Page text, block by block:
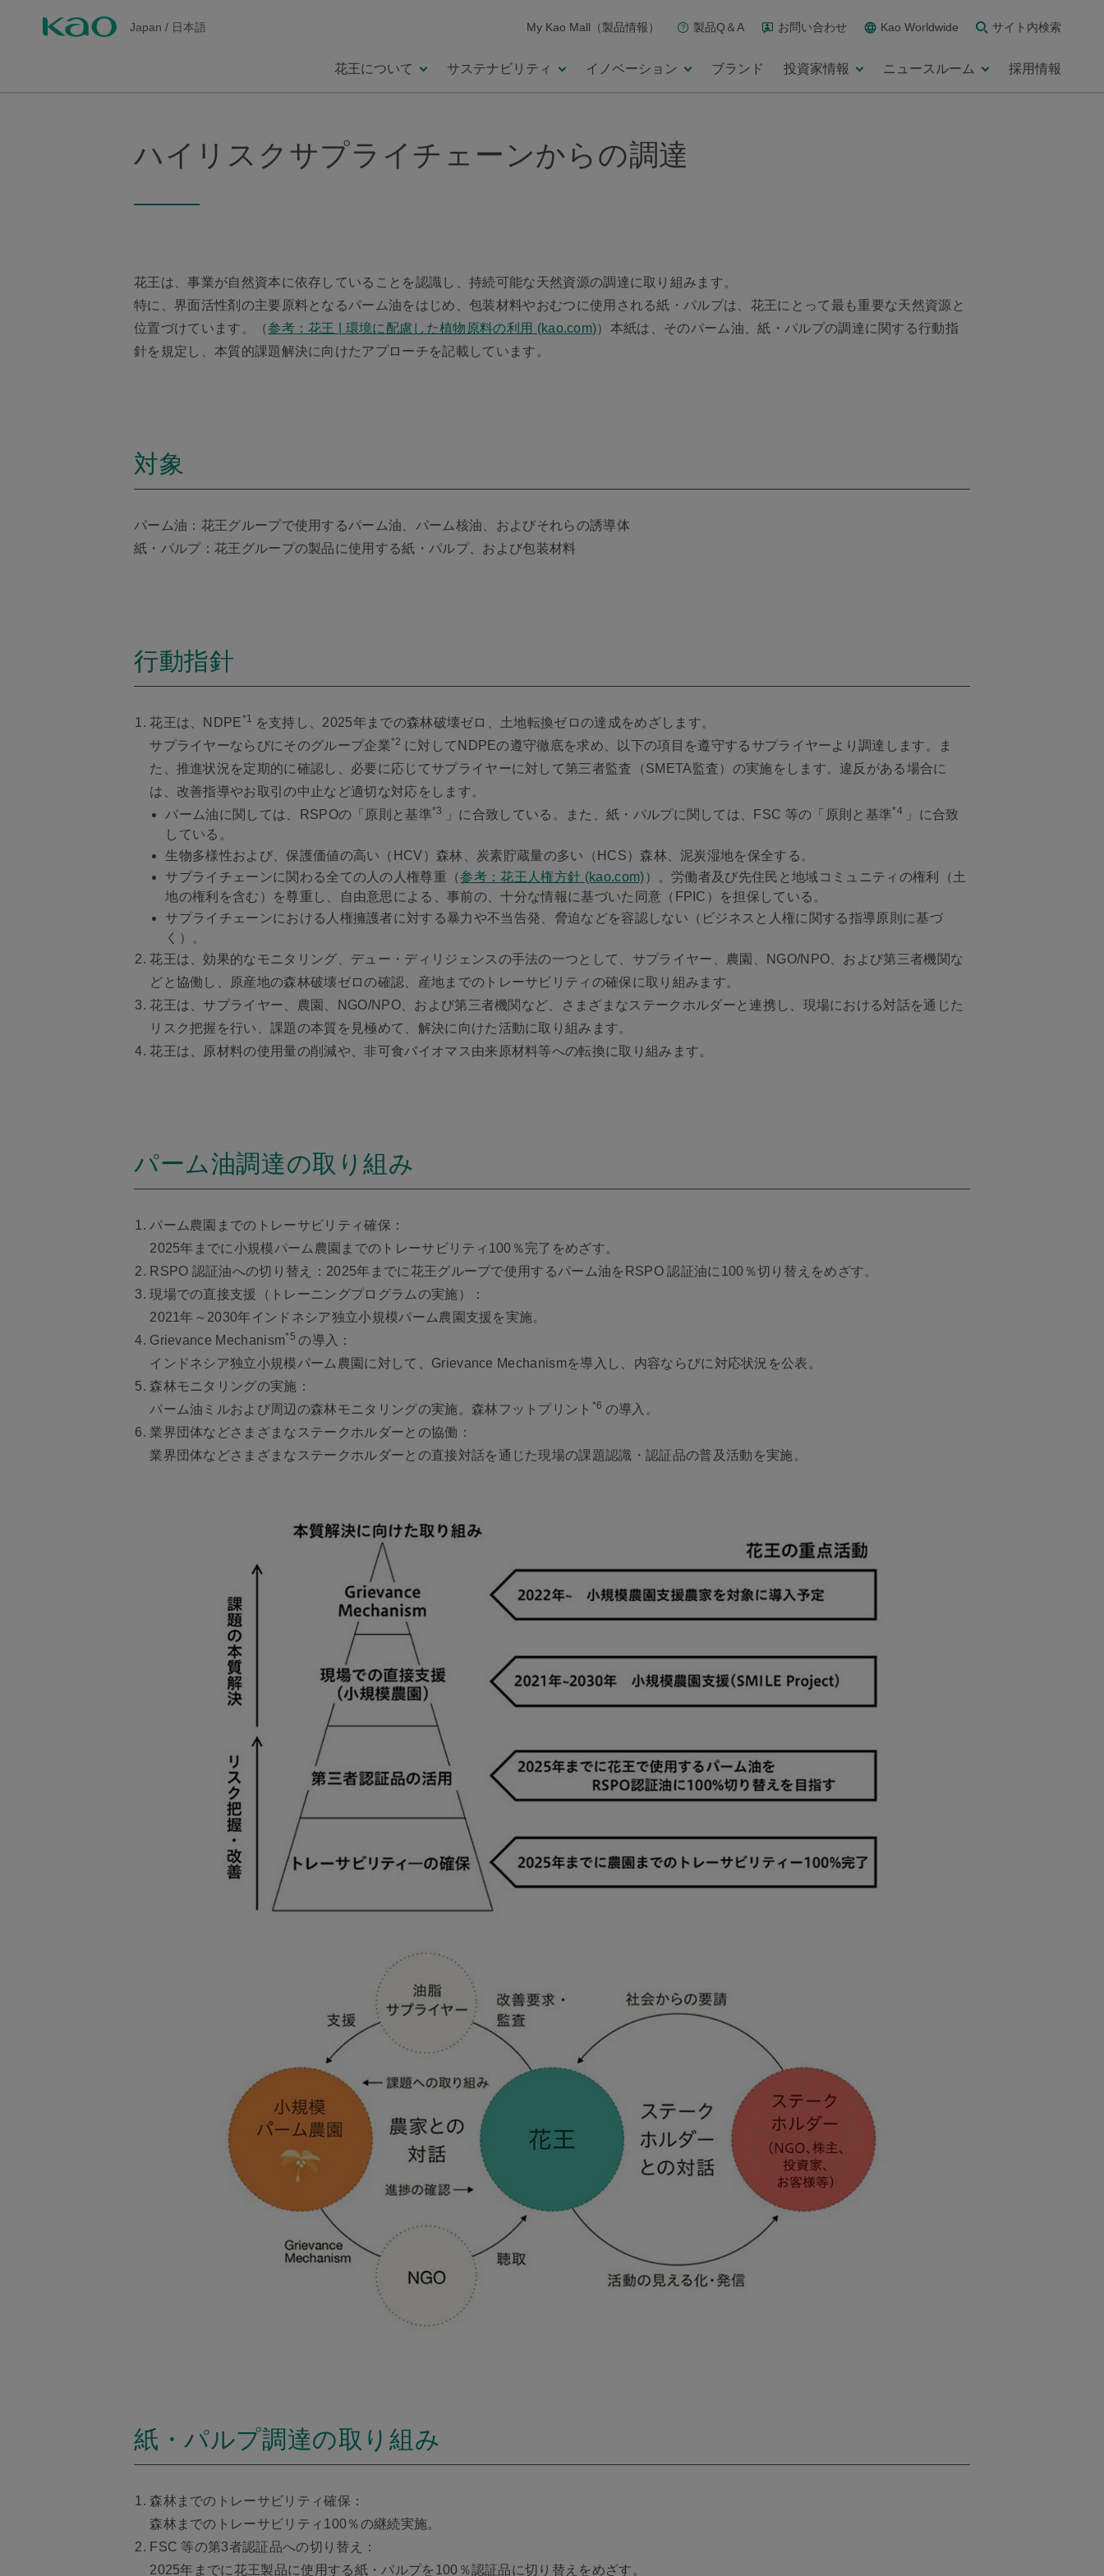
Japan / 日本語 My Kao Mall（製品情報） 製品Q＆A お問い合わせ Kao Worldwide サイト内検索
花王について サステナビリティ イノベーション ブランド 投資家情報 ニュースルーム 採用情報
ハイリスクサプライチェーンからの調達
花王は、事業が自然資本に依存していることを認識し、持続可能な天然資源の調達に取り組みます。
特に、界面活性剤の主要原料となるパーム油をはじめ、包装材料やおむつに使用される紙・パルプは、花王にとって最も重要な天然資源と
位置づけています。（参考：花王 | 環境に配慮した植物原料の利用 (kao.com)）本紙は、そのパーム油、紙・パルプの調達に関する行動指
針を規定し、本質的課題解決に向けたアプローチを記載しています。
対象
パーム油：花王グループで使用するパーム油、パーム核油、およびそれらの誘導体
紙・パルプ：花王グループの製品に使用する紙・パルプ、および包装材料
行動指針
花王は、NDPE*1 を支持し、2025年までの森林破壊ゼロ、土地転換ゼロの達成をめざします。
サプライヤーならびにそのグループ企業*2 に対してNDPEの遵守徹底を求め、以下の項目を遵守するサプライヤーより調達します。ま
た、推進状況を定期的に確認し、必要に応じてサプライヤーに対して第三者監査（SMETA監査）の実施をします。違反がある場合に
は、改善指導やお取引の中止など適切な対応をします。
パーム油に関しては、RSPOの「原則と基準*3 」に合致している。また、紙・パルプに関しては、FSC 等の「原則と基準*4
」に合致
している。
生物多様性および、保護価値の高い（HCV）森林、炭素貯蔵量の多い（HCS）森林、泥炭湿地を保全する。
サプライチェーンに関わる全ての人の人権尊重（参考：花王人権方針 (kao.com)）。労働者及び先住民と地域コミュニティの権利（土
地の権利を含む）を尊重し、自由意思による、事前の、十分な情報に基づいた同意（FPIC）を担保している。
サプライチェーンにおける人権擁護者に対する暴力や不当告発、脅迫などを容認しない（ビジネスと人権に関する指導原則に基づ
く）。
花王は、効果的なモニタリング、デュー・ディリジェンスの手法の一つとして、サプライヤー、農園、NGO/NPO、および第三者機関な
どと協働し、原産地の森林破壊ゼロの確認、産地までのトレーサビリティの確保に取り組みます。
花王は、サプライヤー、農園、NGO/NPO、および第三者機関など、さまざまなステークホルダーと連携し、現場における対話を通じた
リスク把握を行い、課題の本質を見極めて、解決に向けた活動に取り組みます。
花王は、原材料の使用量の削減や、非可食バイオマス由来原材料等への転換に取り組みます。
パーム油調達の取り組み
パーム農園までのトレーサビリティ確保：
2025年までに小規模パーム農園までのトレーサビリティ100％完了をめざす。
RSPO 認証油への切り替え：2025年までに花王グループで使用するパーム油をRSPO 認証油に100％切り替えをめざす。
現場での直接支援（トレーニングプログラムの実施）：
2021年～2030年インドネシア独立小規模パーム農園支援を実施。
Grievance Mechanism*5 の導入：
インドネシア独立小規模パーム農園に対して、Grievance Mechanismを導入し、内容ならびに対応状況を公表。
森林モニタリングの実施：
パーム油ミルおよび周辺の森林モニタリングの実施。森林フットプリント *6 の導入。
業界団体などさまざまなステークホルダーとの協働：
業界団体などさまざまなステークホルダーとの直接対話を通じた現場の課題認識・認証品の普及活動を実施。
紙・パルプ調達の取り組み
森林までのトレーサビリティ確保：
森林までのトレーサビリティ100％の継続実施。
FSC 等の第3者認証品への切り替え：
2025年までに花王製品に使用する紙・パルプを100％認証品に切り替えをめざす。